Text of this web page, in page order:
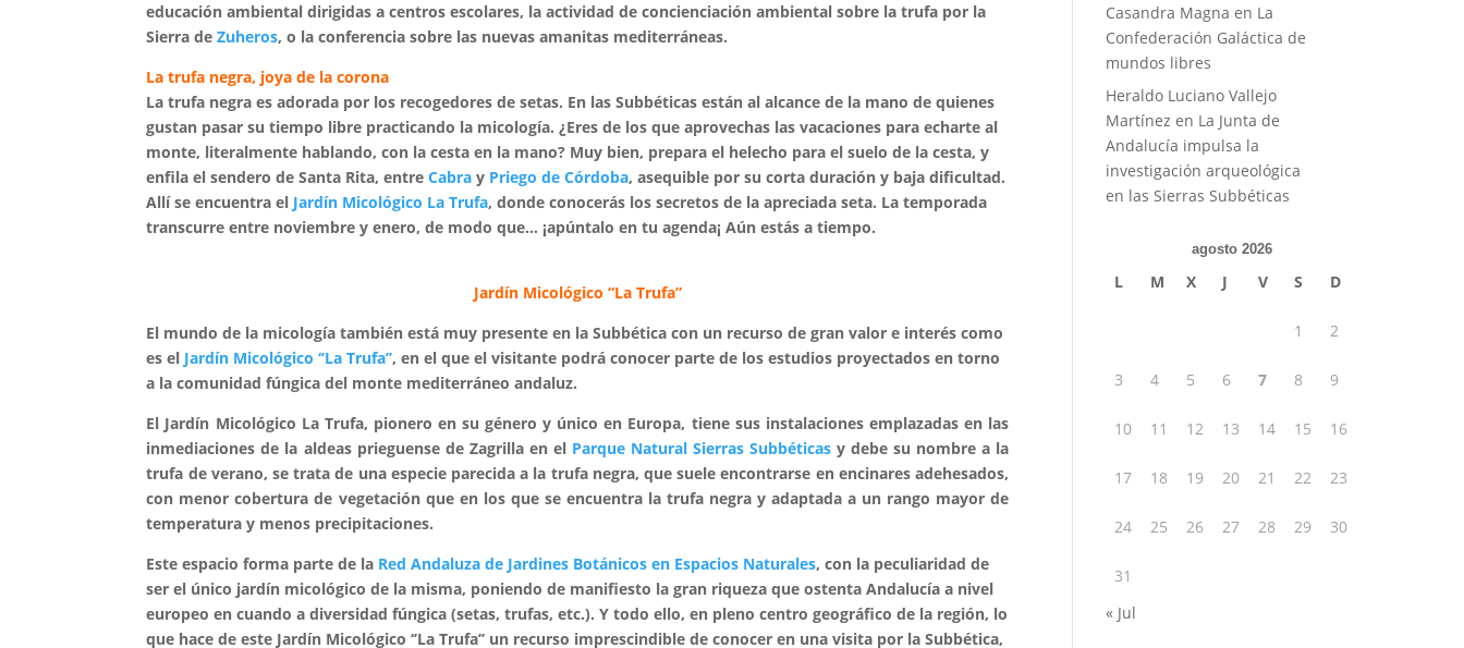
educación ambiental dirigidas a centros escolares, la actividad de concienciación ambiental sobre la trufa por la
Sierra deZuheros, o la conferencia sobre las nuevas amanitas mediterráneas.
La trufa negra, joya de la corona
La trufa negra es adorada por los recogedores de setas. En las Subbéticas están al alcance de la mano de quienes
gustan pasar su tiempo libre practicando la micología. ¿Eres de los que aprovechas las vacaciones para echarte al
monte, literalmente hablando, con la cesta en la mano? Muy bien, prepara el helecho para el suelo de la cesta, y
enfila el sendero de Santa Rita, entreCabra y Priego de Córdoba, asequible por su corta duración y baja dificultad.
Allí se encuentra el Jardín Micológico La Trufa, donde conocerás los secretos de la apreciada seta. La temporada
transcurre entre noviembre y enero, de modo que… ¡apúntalo en tu agenda¡ Aún estás a tiempo.
Jardín Micológico “La Trufa”
El mundo de la micología también está muy presente en la Subbética con un recurso de gran valor e interés como
es el Jardín Micológico ‘’La Trufa’’, en el que el visitante podrá conocer parte de los estudios proyectados en torno
a la comunidad fúngica del monte mediterráneo andaluz.
El Jardín Micológico La Trufa, pionero en su género y único en Europa, tiene sus instalaciones emplazadas en las
inmediaciones de la aldeas prieguense de Zagrilla en el Parque Natural Sierras Subbéticasy debe su nombre a la
trufa de verano, se trata de una especie parecida a la trufa negra, que suele encontrarse en encinares adehesados,
con menor cobertura de vegetación que en los que se encuentra la trufa negra y adaptada a un rango mayor de
temperatura y menos precipitaciones.
Este espacio forma parte de la Red Andaluza de Jardines Botánicos en Espacios Naturales, con la peculiaridad de
ser el único jardín micológico de la misma, poniendo de manifiesto la gran riqueza que ostenta Andalucía a nivel
europeo en cuando a diversidad fúngica (setas, trufas, etc.). Y todo ello, en pleno centro geográfico de la región, lo
que hace de este Jardín Micológico ‘’La Trufa’’ un recurso imprescindible de conocer en una visita por la Subbética,
Casandra Magna en La
Confederación Galáctica de
mundos libres
Heraldo Luciano Vallejo
Martínez en La Junta de
Andalucía impulsa la
investigación arqueológica
en las Sierras Subbéticas
agosto 2026
L M X J V S D
1 2
3 4 5 6 7 8 9
10 11 12 13 14 15 16
17 18 19 20 21 22 23
24 25 26 27 28 29 30
31
« Jul